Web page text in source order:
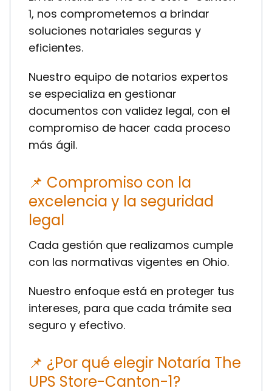
1, nos comprometemos a brindar
soluciones notariales seguras y
eficientes.
Nuestro equipo de notarios expertos
se especializa en gestionar
documentos con validez legal, con el
compromiso de hacer cada proceso
más ágil.
📌 Compromiso con la
excelencia y la seguridad
legal
Cada gestión que realizamos cumple
con las normativas vigentes en Ohio.
Nuestro enfoque está en proteger tus
intereses, para que cada trámite sea
seguro y efectivo.
📌 ¿Por qué elegir Notaría The
UPS Store-Canton-1?